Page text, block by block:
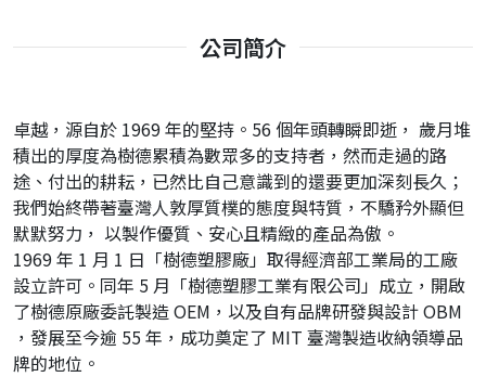
公司簡介
卓越，源自於 1969 年的堅持。56 個年頭轉瞬即逝， 歲月堆
積出的厚度為樹德累積為數眾多的支持者，然而走過的路
途、付出的耕耘，已然比自己意識到的還要更加深刻長久；
我們始終帶著臺灣人敦厚質樸的態度與特質，不驕矜外顯但
默默努力， 以製作優質、安心且精緻的產品為傲。
1969 年 1 月 1 日「樹德塑膠廠」取得經濟部工業局的工廠
設立許可。同年 5 月「樹德塑膠工業有限公司」成立，開啟
了樹德原廠委託製造 OEM，以及自有品牌研發與設計 OBM
，發展至今逾 55 年，成功奠定了 MIT 臺灣製造收納領導品
牌的地位。